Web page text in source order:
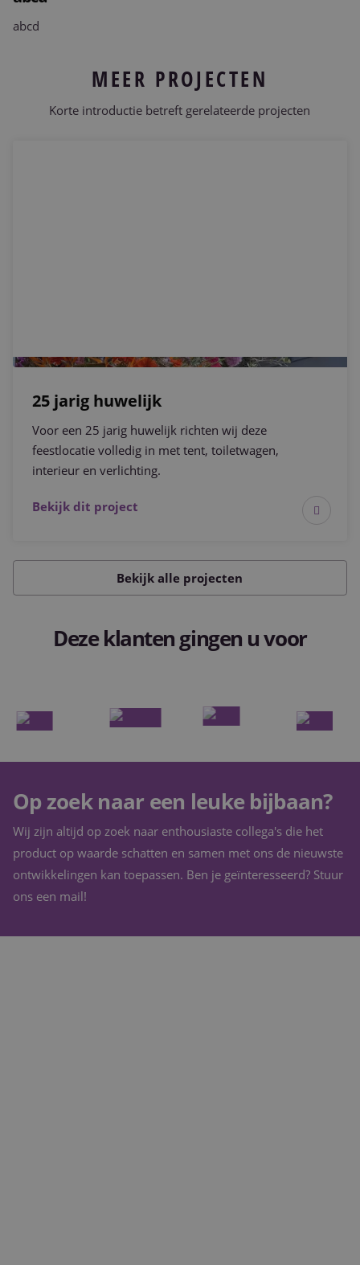
Projecten
Nieuws & Referenties
Contact
abcd
MEER PROJECTEN
Korte introductie betreft gerelateerde projecten
25 jarig huwelijk
Voor een 25 jarig huwelijk richten wij deze
feestlocatie volledig in met tent, toiletwagen,
interieur en verlichting.
Bekijk dit project
Bekijk alle projecten
Deze klanten gingen u voor
Op zoek naar een leuke bijbaan?
Wij zijn altijd op zoek naar enthousiaste collega's die het
product op waarde schatten en samen met ons de nieuwste
ontwikkelingen kan toepassen. Ben je geïnteresseerd? Stuur
ons een mail!